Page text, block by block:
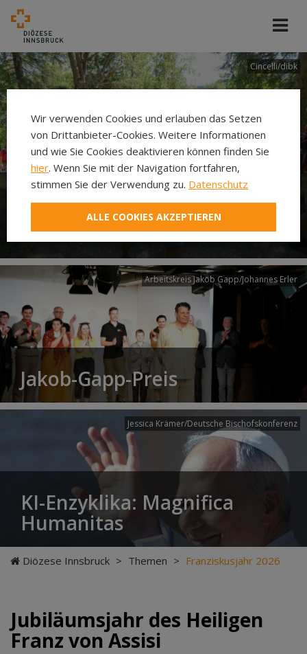
Cincelli/dibk
Neuer Pilgerweg Via
Laudato si’
Arbeitskreis Jakob Gapp/Johannes Erler
Jakob-Gapp-Preis
Jessica Krämer/Deutsche Bischofskonferenz
KI-Enzyklika: Magnifica
Humanitas
Diözese Innsbruck > Themen > Franziskusjahr 2026
Jubiläumsjahr des Heiligen
Franz von Assisi
Wir verwenden Cookies und erlauben das Setzen
von Drittanbieter-Cookies. Weitere Informationen
und wie Sie Cookies deaktivieren können finden Sie
hier. Wenn Sie mit der Navigation fortfahren,
stimmen Sie der Verwendung zu. Datenschutz
ALLE COOKIES AKZEPTIEREN